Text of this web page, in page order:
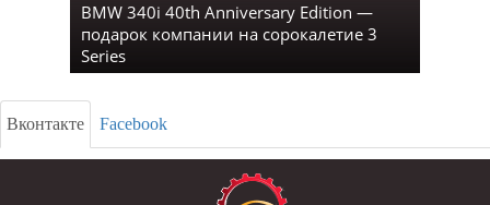
BMW 340i 40th Anniversary Edition —
подарок компании на сорокалетие 3
Series
Вконтакте Facebook